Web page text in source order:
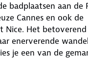
badplaatsen aan de
Cannes en ook de
Nice. Het
enerverende
je een van de